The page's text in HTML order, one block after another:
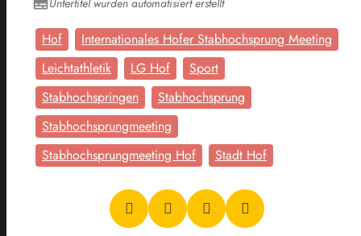
Hof
Internationales Hofer Stabhochsprung Meeting
Leichtathletik
LG Hof
Sport
Stabhochspringen
Stabhochsprung
Stabhochsprungmeeting
Stabhochsprungmeeting Hof
Stadt Hof